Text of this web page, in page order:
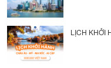
LỊCH KHỞI